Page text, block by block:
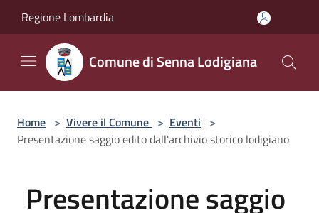
Regione Lombardia
Comune di Senna Lodigiana
Home > Vivere il Comune > Eventi >
Presentazione saggio edito dall'archivio storico lodigiano
Presentazione saggio